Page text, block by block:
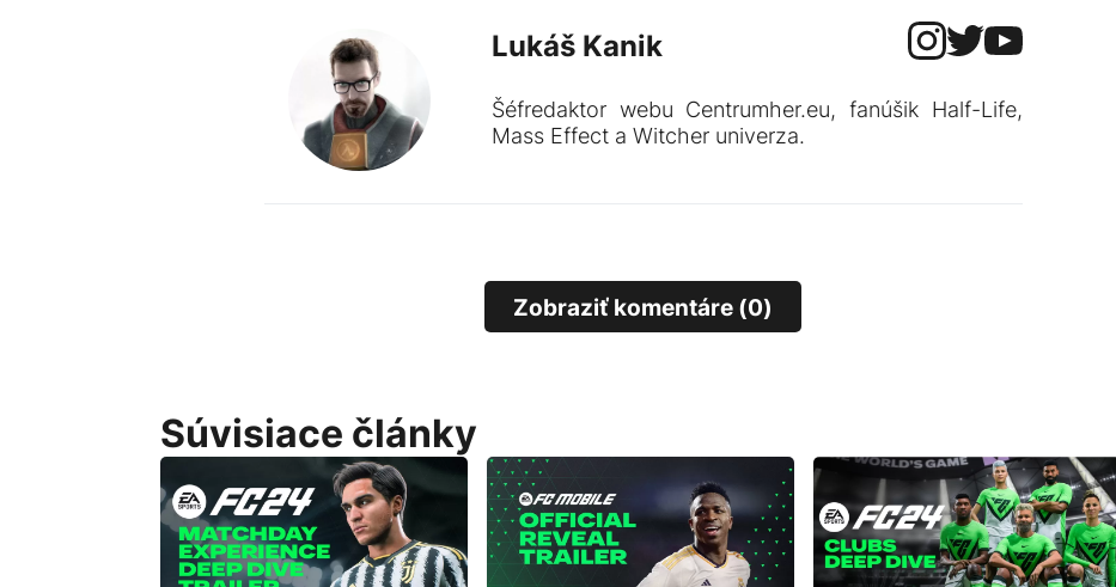
Lukáš Kanik
Šéfredaktor webu Centrumher.eu, fanúšik Half-Life,
Mass Effect a Witcher univerza.
Zobraziť komentáre (0)
Súvisiace články